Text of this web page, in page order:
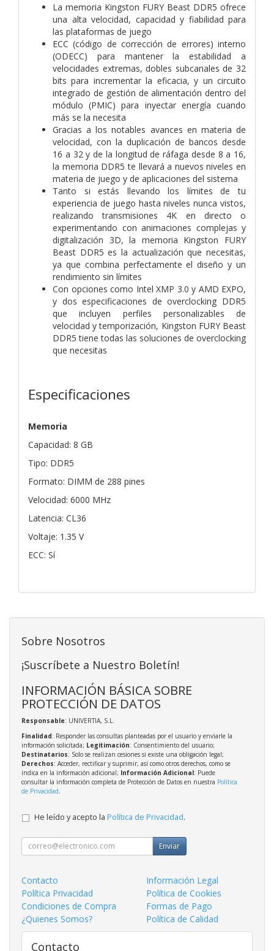
La memoria Kingston FURY Beast DDR5 ofrece
una alta velocidad, capacidad y fiabilidad para
las plataformas de juego
ECC (código de corrección de errores) interno
(ODECC) para mantener la estabilidad a
velocidades extremas, dobles subcanales de 32
bits para incrementar la eficacia, y un circuito
integrado de gestión de alimentación dentro del
módulo (PMIC) para inyectar energía cuando
más se la necesita
Gracias a los notables avances en materia de
velocidad, con la duplicación de bancos desde
16 a 32 y de la longitud de ráfaga desde 8 a 16,
la memoria DDR5 te llevará a nuevos niveles en
materia de juego y de aplicaciones del sistema
Tanto si estás llevando los límites de tu
experiencia de juego hasta niveles nunca vistos,
realizando transmisiones 4K en directo o
experimentando con animaciones complejas y
digitalización 3D, la memoria Kingston FURY
Beast DDR5 es la actualización que necesitas,
ya que combina perfectamente el diseño y un
rendimiento sin límites
Con opciones como Intel XMP 3.0 y AMD EXPO,
y dos especificaciones de overclocking DDR5
que incluyen perfiles personalizables de
velocidad y temporización, Kingston FURY Beast
DDR5 tiene todas las soluciones de overclocking
que necesitas
Especificaciones
Memoria
Capacidad: 8 GB
Tipo: DDR5
Formato: DIMM de 288 pines
Velocidad: 6000 MHz
Latencia: CL36
Voltaje: 1.35 V
ECC: Sí
Sobre Nosotros
¡Suscríbete a Nuestro Boletín!
INFORMACIÓN BÁSICA SOBRE
PROTECCIÓN DE DATOS
Responsable: UNIVERTIA, S.L.
Finalidad: Responder las consultas planteadas por el usuario y enviarle la
información solicitada; Legitimación: Consentimiento del usuario;
Destinatarios: Solo se realizan cesiones si existe una obligación legal;
Derechos: Acceder, rectificar y suprimir, así como otros derechos, como se
indica en la información adicional; Información Adicional: Puede
consultar la información completa de Protección de Datos en nuestra Política
de Privacidad
He leído y acepto la Política de Privacidad.
Enviar
Contacto
Información Legal
Política Privacidad
Política de Cookies
Condiciones de Compra
Formas de Pago
¿Quienes Somos?
Política de Calidad
Contacto